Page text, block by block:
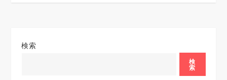
ゲ
検索
検
索